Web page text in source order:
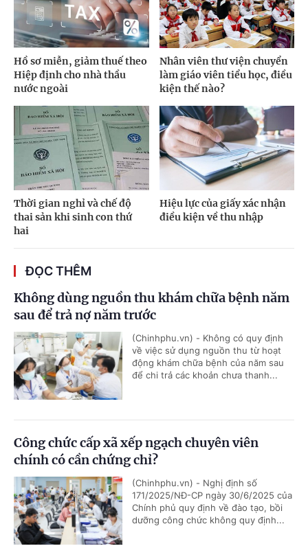
Hồ sơ miễn, giảm thuế theo
Hiệp định cho nhà thầu
nước ngoài
Nhân viên thư viện chuyển
làm giáo viên tiểu học, điều
kiện thế nào?
Thời gian nghỉ và chế độ
thai sản khi sinh con thứ
hai
Hiệu lực của giấy xác nhận
điều kiện về thu nhập
ĐỌC THÊM
Không dùng nguồn thu khám chữa bệnh năm
sau để trả nợ năm trước
(Chinhphu.vn) - Không có quy định
về việc sử dụng nguồn thu từ hoạt
động khám chữa bệnh của năm sau
để chi trả các khoản chưa thanh...
Công chức cấp xã xếp ngạch chuyên viên
chính có cần chứng chỉ?
(Chinhphu.vn) - Nghị định số
171/2025/NĐ-CP ngày 30/6/2025 của
Chính phủ quy định về đào tạo, bồi
dưỡng công chức không quy định...